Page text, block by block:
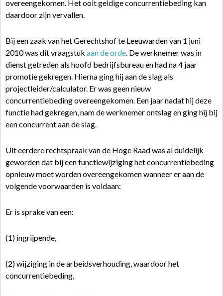
overeengekomen. Het ooit geldige concurrentiebeding kan
daardoor zijn vervallen.
Bij een zaak van het Gerechtshof te Leeuwarden van 1 juni
2010 was dit vraagstuk aan de orde. De werknemer was in
dienst getreden als hoofd bedrijfsbureau en had na 4 jaar
promotie gekregen. Hierna ging hij aan de slag als
projectleider/calculator. Er was geen nieuw
concurrentiebeding overeengekomen. Een jaar nadat hij deze
functie had gekregen, nam de werknemer ontslag en ging hij bij
een concurrent aan de slag.
Uit eerdere rechtspraak van de Hoge Raad was al duidelijk
geworden dat bij een functiewijziging het concurrentiebeding
opnieuw moet worden overeengekomen wanneer er aan de
volgende voorwaarden is voldaan:
Er is sprake van een:
(1) ingrijpende,
(2) wijziging in de arbeidsverhouding, waardoor het
concurrentiebeding,